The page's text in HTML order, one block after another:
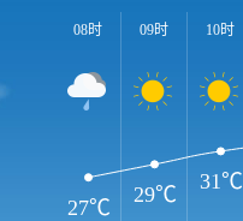
08时 09时 10时
27℃
29℃
31℃